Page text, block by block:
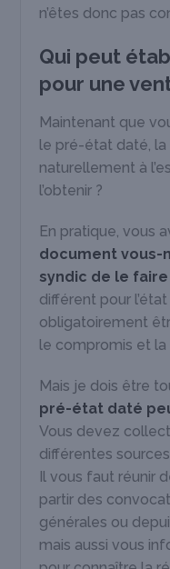
n’êtes donc pas
Qui peut
pour une
Maintenant que
le pré-état daté,
naturellement à
l’obtenir ?
En pratique, vous
document vous-
syndic de le
différent pour
obligatoirement
le compromis et la
Mais je dois être
pré-état daté
Vous devez
différentes
Il vous faut réunir
partir des
générales ou
mais aussi vous